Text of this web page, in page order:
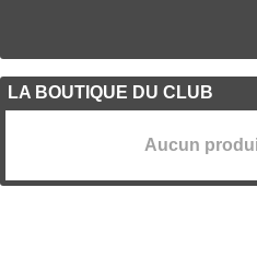
LA BOUTIQUE DU CLUB
Aucun